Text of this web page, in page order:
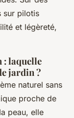
sur pilotis
et légèreté,
: laquelle
jardin ?
naturel sans
proche de
peau, elle